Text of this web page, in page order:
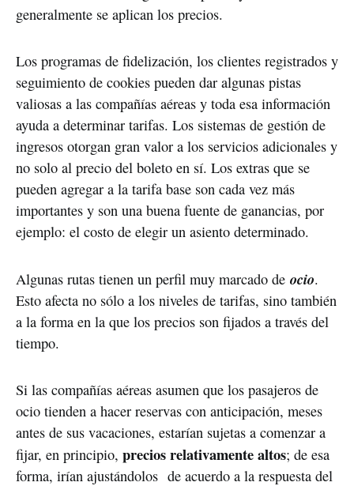
generalmente se aplican los precios.
Los programas de fidelización, los clientes registrados y
seguimiento de cookies pueden dar algunas pistas
valiosas a las compañías aéreas y toda esa información
ayuda a determinar tarifas. Los sistemas de gestión de
ingresos otorgan gran valor a los servicios adicionales y
no solo al precio del boleto en sí. Los extras que se
pueden agregar a la tarifa base son cada vez más
importantes y son una buena fuente de ganancias, por
ejemplo: el costo de elegir un asiento determinado.
Algunas rutas tienen un perfil muy marcado de ocio.
Esto afecta no sólo a los niveles de tarifas, sino también
a la forma en la que los precios son fijados a través del
tiempo.
Si las compañías aéreas asumen que los pasajeros de
ocio tienden a hacer reservas con anticipación, meses
antes de sus vacaciones, estarían sujetas a comenzar a
fijar, en principio, precios relativamente altos; de esa
forma, irían ajustándolos de acuerdo a la respuesta del